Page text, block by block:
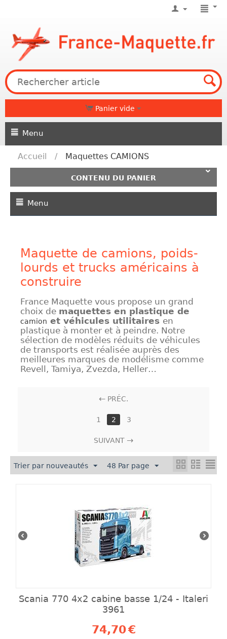
Panier vide
Menu
Accueil / Maquettes CAMIONS
CONTENU DU PANIER
Menu
Maquette de camions, poids-
lourds et trucks américains à
construire
France Maquette vous propose un grand
choix de maquettes en plastique de
camion et véhicules utilitaires en
plastique à monter et à peindre. Notre
sélection de modèles réduits de véhicules
de transports est réalisée auprès des
meilleures marques de modélisme comme
Revell, Tamiya, Zvezda, Heller…
PRÉC.
1 2 3
SUIVANT
Trier par nouveautés 48 Par page
Scania 770 4x2 cabine basse 1/24 - Italeri
3961
74,70€